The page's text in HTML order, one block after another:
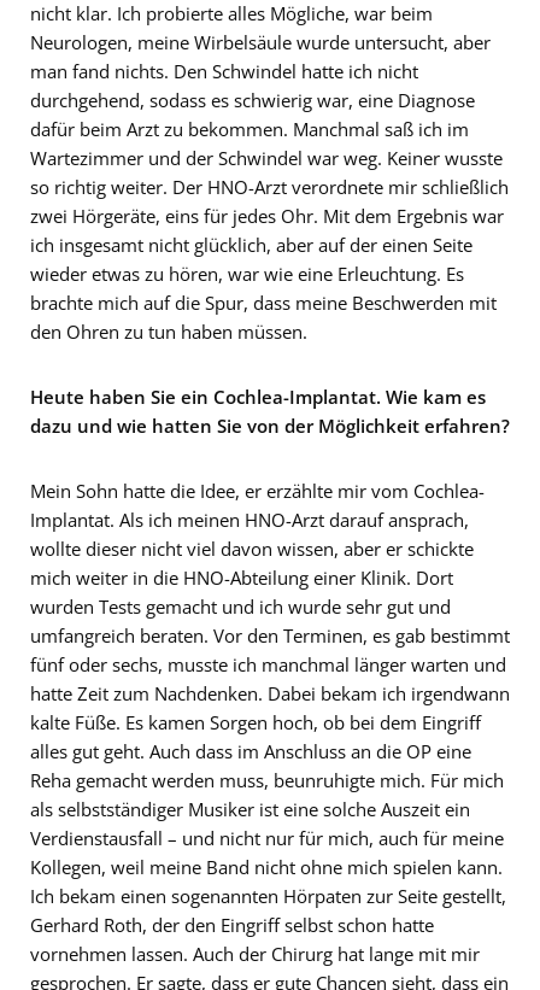
nicht klar. Ich probierte alles Mögliche, war beim
Neurologen, meine Wirbelsäule wurde untersucht, aber
man fand nichts. Den Schwindel hatte ich nicht
durchgehend, sodass es schwierig war, eine Diagnose
dafür beim Arzt zu bekommen. Manchmal saß ich im
Wartezimmer und der Schwindel war weg. Keiner wusste
so richtig weiter. Der HNO-Arzt verordnete mir schließlich
zwei Hörgeräte, eins für jedes Ohr. Mit dem Ergebnis war
ich insgesamt nicht glücklich, aber auf der einen Seite
wieder etwas zu hören, war wie eine Erleuchtung. Es
brachte mich auf die Spur, dass meine Beschwerden mit
den Ohren zu tun haben müssen.
Heute haben Sie ein Cochlea-Implantat. Wie kam es
dazu und wie hatten Sie von der Möglichkeit erfahren?
Mein Sohn hatte die Idee, er erzählte mir vom Cochlea-
Implantat. Als ich meinen HNO-Arzt darauf ansprach,
wollte dieser nicht viel davon wissen, aber er schickte
mich weiter in die HNO-Abteilung einer Klinik. Dort
wurden Tests gemacht und ich wurde sehr gut und
umfangreich beraten. Vor den Terminen, es gab bestimmt
fünf oder sechs, musste ich manchmal länger warten und
hatte Zeit zum Nachdenken. Dabei bekam ich irgendwann
kalte Füße. Es kamen Sorgen hoch, ob bei dem Eingriff
alles gut geht. Auch dass im Anschluss an die OP eine
Reha gemacht werden muss, beunruhigte mich. Für mich
als selbstständiger Musiker ist eine solche Auszeit ein
Verdienstausfall – und nicht nur für mich, auch für meine
Kollegen, weil meine Band nicht ohne mich spielen kann.
Ich bekam einen sogenannten Hörpaten zur Seite gestellt,
Gerhard Roth, der den Eingriff selbst schon hatte
vornehmen lassen. Auch der Chirurg hat lange mit mir
gesprochen. Er sagte, dass er gute Chancen sieht, dass ein